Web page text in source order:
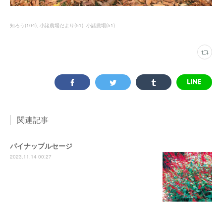
知ろう (104) 小諸農場だより (51) 小諸農場(51)
関連記事
パイナップルセージ
2023.11.14 00:27